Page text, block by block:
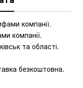
компанії.
компанії.
та області.
безкоштовна.